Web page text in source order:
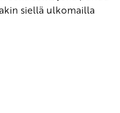
siellä ulkomailla